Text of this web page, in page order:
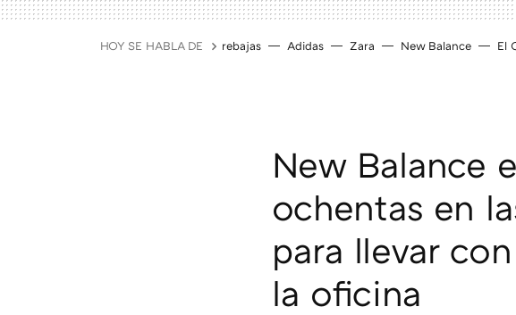
HOY SE HABLA DE rebajas Adidas Zara New Balance El
New Balance
ochentas en
para llevar
la oficina